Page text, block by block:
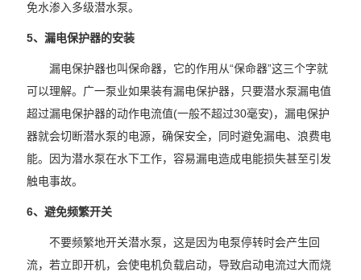
免水渗入多级潜水泵。
5、漏电保护器的安装
漏电保护器也叫保命器，它的作用从“保命器”这三个字就
可以理解。广一泵业如果装有漏电保护器，只要潜水泵漏电值
超过漏电保护器的动作电流值(一般不超过30毫安)，漏电保护
器就会切断潜水泵的电源，确保安全，同时避免漏电、浪费电
能。因为潜水泵在水下工作，容易漏电造成电能损失甚至引发
触电事故。
6、避免频繁开关
不要频繁地开关潜水泵，这是因为电泵停转时会产生回
流，若立即开机，会使电机负载启动，导致启动电流过大而烧